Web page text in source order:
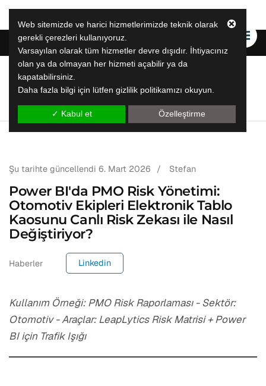
leap raporlama çözümleri̇
Şu tarihte güncellendi 6. Mart 2026 / Stefan
Power BI'da PMO Risk Yönetimi:
Otomotiv Ekipleri Elektronik Tablo
Kaosunu Canlı Risk Zekası ile Nasıl
Değiştiriyor?
Haberler Linkedin
Kullanım Örneği: PMO Risk Raporlaması - Sektör:
Otomotiv - Araçlar: LeapLytics Risk Matrisi + Power
BI için Trafik Işığı
Web sitemizde ve harici hizmetlerimizde teknik olarak
gerekli çerezleri kullanıyoruz.
Varsayılan olarak tüm hizmetler devre dışıdır. İhtiyacınız
olan ya da olmayan her hizmeti açabilir ya da
kapatabilirsiniz.
Daha fazla bilgi için lütfen gizlilik politikamızı okuyun.
✓ Kabul et Özelleştirme